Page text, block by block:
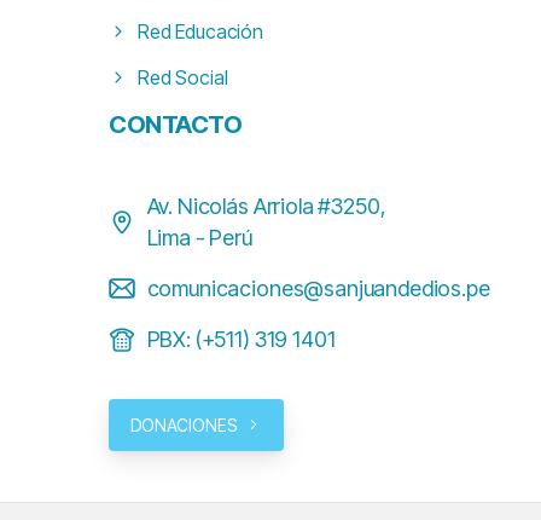
Red Educación
Red Social
CONTACTO
Av. Nicolás Arriola #3250,
Lima - Perú
comunicaciones@sanjuandedios.pe
PBX: (+511) 319 1401
DONACIONES